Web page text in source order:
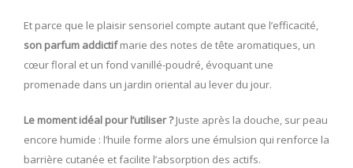
Et parce que le plaisir sensoriel compte autant que l’efficacité,
son parfum addictifmarie des notes de tête aromatiques, un
cœur floral et un fond vanillé-poudré, évoquant une
promenade dans un jardin oriental au lever du jour.
Le moment idéal pour l’utiliser ?Juste après la douche, sur peau
encore humide : l’huile forme alors une émulsion qui renforce la
barrière cutanée et facilite l’absorption des actifs.